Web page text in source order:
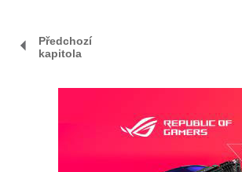
Předchozí
kapitola